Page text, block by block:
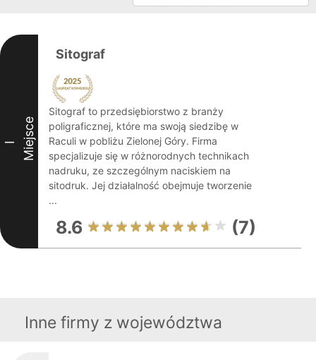
I Miejsce
Sitograf
Sitograf to przedsiębiorstwo z branży
poligraficznej, które ma swoją siedzibę w
Raculi w pobliżu Zielonej Góry. Firma
specjalizuje się w różnorodnych technikach
nadruku, ze szczególnym naciskiem na
sitodruk. Jej działalność obejmuje tworzenie
...
8.6 (7)
Inne firmy z województwa